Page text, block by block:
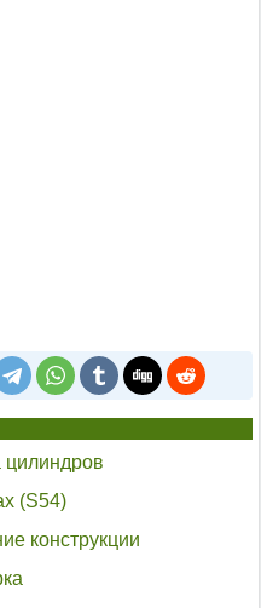
цилиндров
(S54)
конструкции